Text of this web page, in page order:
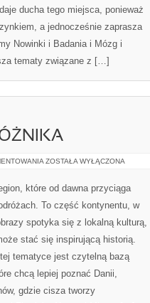
ducha tego miejsca, ponieważ
a jednocześnie zaprasza
Nowinki i Badania i Mózg i
tematy związane z […]
PRAKTYCZNE
ZOSTAŁA WYŁĄCZONA
które od dawna przyciąga
To część kontynentu, w
spotyka się z lokalną kulturą,
stać się inspirującą historią.
tematyce jest czytelną bazą
chcą lepiej poznać Danii,
gdzie cisza tworzy